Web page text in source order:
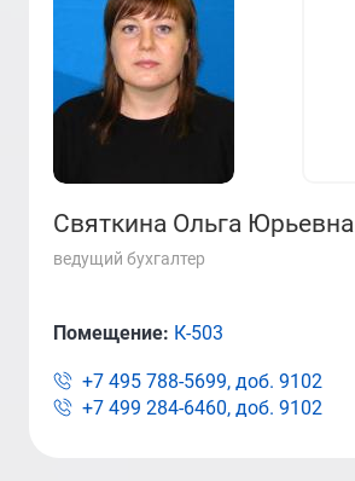
Святкина Ольга Юрьевна
ведущий бухгалтер
Помещение: К-503
+7 495 788-5699, доб. 9102
+7 499 284-6460, доб. 9102